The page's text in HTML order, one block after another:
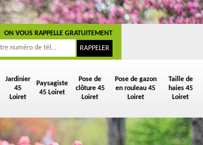
Jardinier
45
Loiret
Paysagiste
45 Loiret
Pose de
clôture 45
Loiret
Pose de gazon
en rouleau 45
Loiret
Taille de
haies 45
Loiret
ON VOUS RAPPELLE GRATUITEMENT